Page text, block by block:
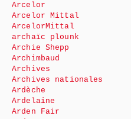
Arcelor
Arcelor Mittal
ArcelorMittal
archaïc plounk
Archie Shepp
Archimbaud
Archives
Archives nationales
Ardèche
Ardelaine
Arden Fair